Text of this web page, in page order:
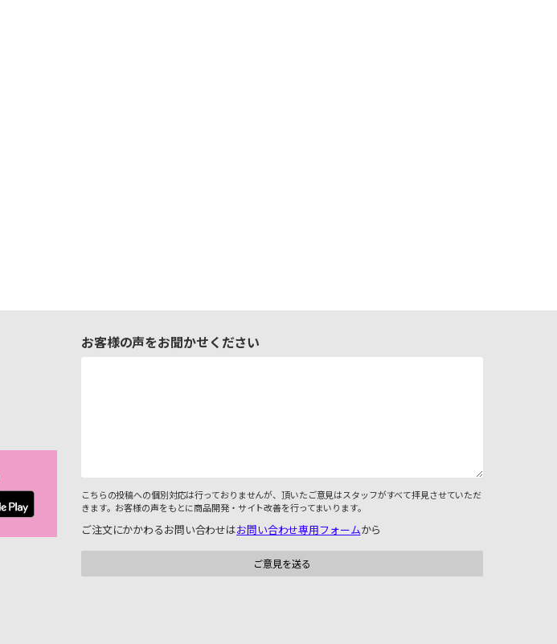
お客様の声をお聞かせください
こちらの投稿への個別対応は行っておりませんが、頂いたご意見はスタッフがすべて拝見させていただ
きます。お客様の声をもとに商品開発・サイト改善を行ってまいります。
ご注文にかかわるお問い合わせはお問い合わせ専用フォームから